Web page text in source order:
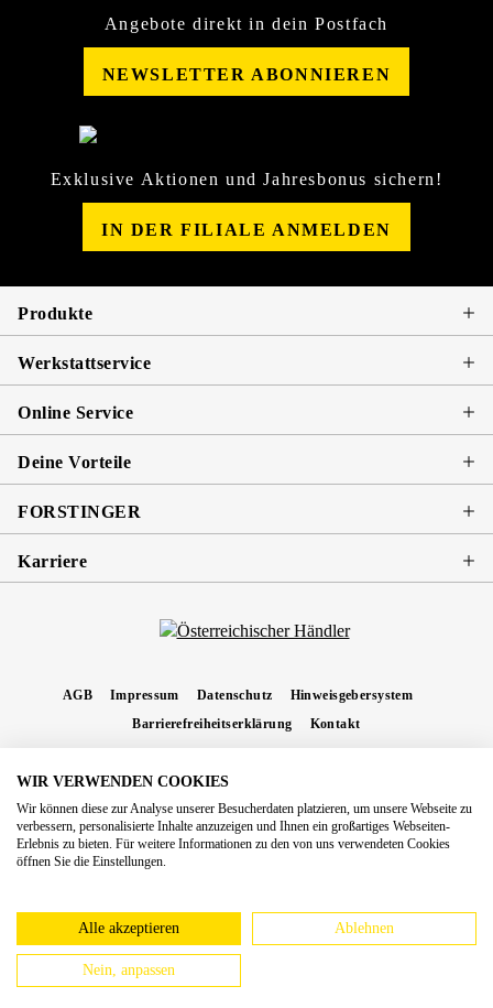
Angebote direkt in dein Postfach
NEWSLETTER ABONNIEREN
Exklusive Aktionen und Jahresbonus sichern!
IN DER FILIALE ANMELDEN
Produkte
Werkstattservice
Online Service
Deine Vorteile
FORSTINGER
Karriere
AGB Impressum Datenschutz
Hinweisgebersystem
Barrierefreiheitserklärung
Kontakt
Nachnahmegebühren, wenn nicht anders angegeben.
Copyright 2026 Forstinger Österreich GmbH
Königstetter Straße 128 - 134/OG3, 3430 Tulln
europäschen Online-Streitbeilegungs-Plattform hinzuweisen:
webgate.ec.europa.eu/odr
WIR VERWENDEN COOKIES
Wir können diese zur Analyse unserer Besucherdaten platzieren, um unsere Webseite zu
verbessern, personalisierte Inhalte anzuzeigen und Ihnen ein großartiges Webseiten-
Erlebnis zu bieten. Für weitere Informationen zu den von uns verwendeten Cookies
öffnen Sie die Einstellungen.
Alle akzeptieren Ablehnen
Nein, anpassen